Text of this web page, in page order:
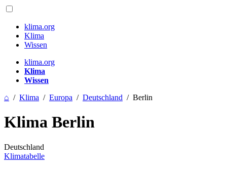
klima.org
Klima
Wissen
klima.org
Klima
Wissen
⌂ / Klima / Europa / Deutschland / Berlin
Klima Berlin
Deutschland
Klimatabelle